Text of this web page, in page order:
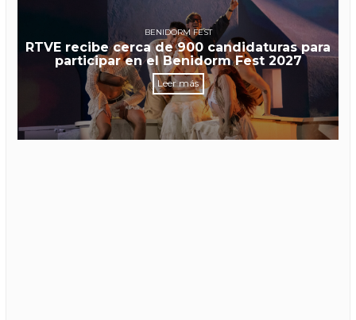
BENIDORM FEST
RTVE recibe cerca de 900 candidaturas para
participar en el Benidorm Fest 2027
Leer más